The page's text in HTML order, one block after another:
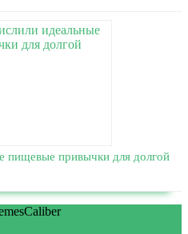
пищевые привычки для долгой